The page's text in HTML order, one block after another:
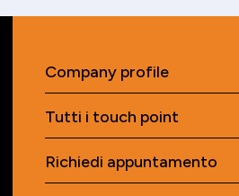
Company profile
Tutti i touch point
Richiedi appuntamento